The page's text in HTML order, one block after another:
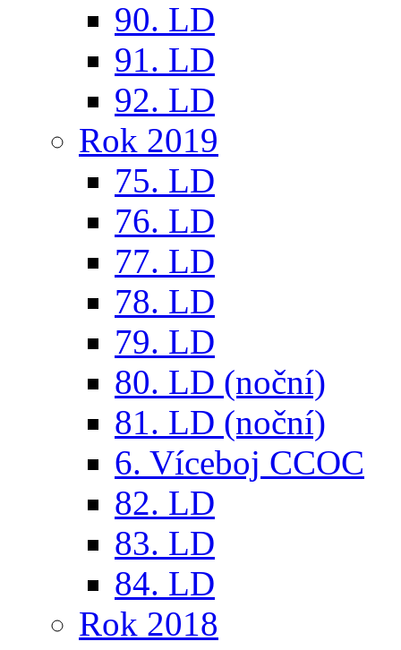
90. LD
91. LD
92. LD
Rok 2019
75. LD
76. LD
77. LD
78. LD
79. LD
80. LD (noční)
81. LD (noční)
6. Víceboj CCOC
82. LD
83. LD
84. LD
Rok 2018